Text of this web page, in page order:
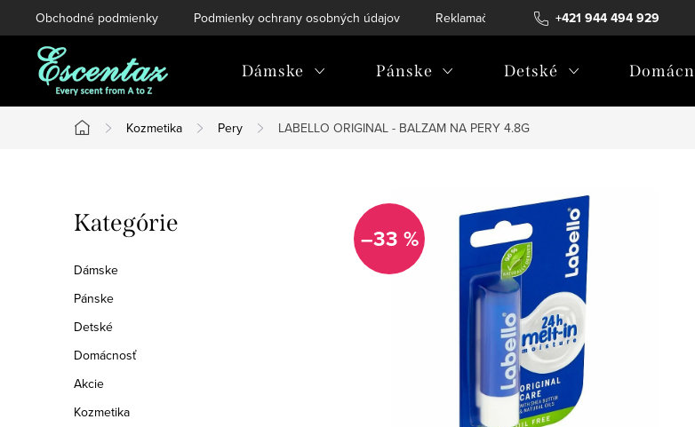
na
+421 944 494 929
Obchodné podmienky Podmienky ochrany osobných údajov Reklamačný poriadok Reklamačný formulár
Dámske Pánske Detské
Domov
Kozmetika Pery LABELLO ORIGINAL - BALZAM NA PERY 4.8G
o
č
n
ý
p
a
Preskočiť
kategórie
Kategórie
Dámske
Pánske
Detské
Domácnosť
Akcie
Kozmetika
–33 %